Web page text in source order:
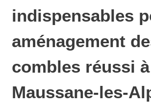
indispensables
aménagement
combles réussi à
Maussane-les-